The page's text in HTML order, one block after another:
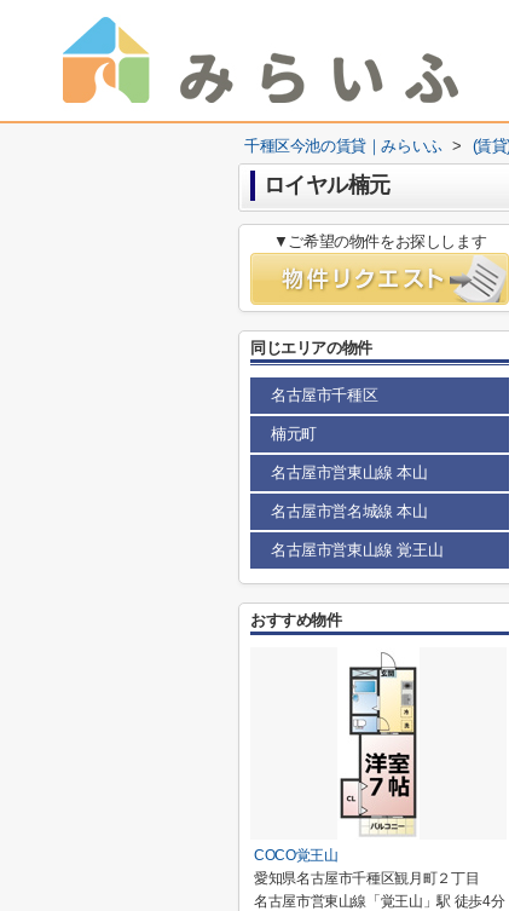
千種区今池の賃貸｜みらいふ > (賃
ロイヤル楠元
▼ご希望の物件をお探しします
同じエリアの物件
名古屋市千種区
楠元町
名古屋市営東山線 本山
名古屋市営名城線 本山
名古屋市営東山線 覚王山
おすすめ物件
COCO覚王山
愛知県名古屋市千種区観月町２丁目
名古屋市営東山線「覚王山」駅 徒歩4分